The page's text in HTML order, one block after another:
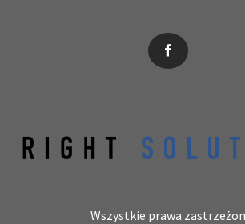
Wszystkie prawa